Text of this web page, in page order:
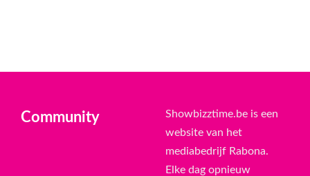
Community
Showbizztime.be is een
website van het
mediabedrijf Rabona.
Elke dag opnieuw